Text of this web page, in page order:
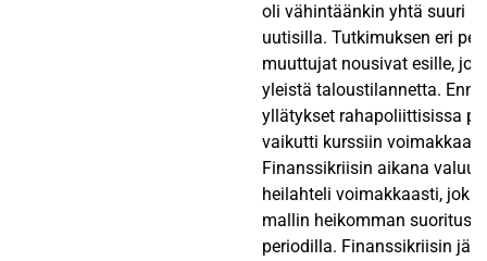
oli vähintäänkin yhtä suuri
uutisilla. Tutkimuksen eri
muuttujat nousivat esille,
yleistä taloustilannetta.
yllätykset rahapoliittisissa
vaikutti kurssiin
Finanssikriisin aikana
heilahteli voimakkaasti,
mallin heikomman
periodilla. Finanssikriisin